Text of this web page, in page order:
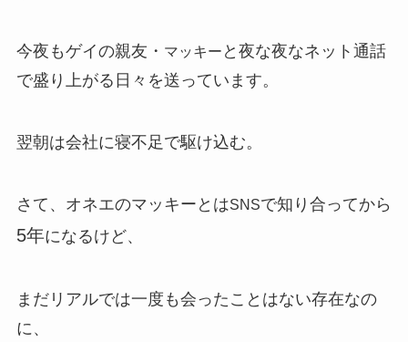
今夜もゲイの親友・ マッキー と夜な夜なネット通話
で盛り上がる日々を送っています。
翌朝は会社に寝不足で駆け込む。
さて、オネエのマッキーとはSNSで知り合ってから
5年になるけど、
まだリアルでは一度も会ったことはない存在なの
に、